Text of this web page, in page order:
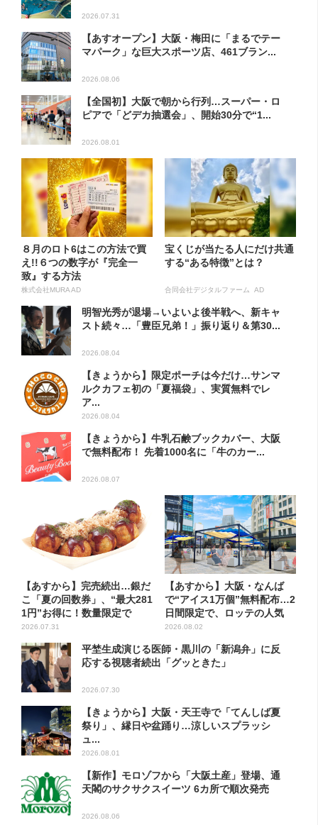
2026.07.31
【あすオープン】大阪・梅田に「まるでテー
マパーク」な巨大スポーツ店、461ブラン...
2026.08.06
【全国初】大阪で朝から行列…スーパー・ロ
ピアで「どデカ抽選会」、開始30分で“1...
2026.08.01
８月のロト6はこの方法で買
え!!６つの数字が『完全一
致』する方法
株式会社MURA AD
宝くじが当たる人にだけ共通
する“ある特徴”とは？
合同会社デジタルファーム AD
明智光秀が退場→いよいよ後半戦へ、新キャ
スト続々…「豊臣兄弟！」振り返り＆第30...
2026.08.04
【きょうから】限定ポーチは今だけ…サンマ
ルクカフェ初の「夏福袋」、実質無料でレ
ア...
2026.08.04
【きょうから】牛乳石鹸ブックカバー、大阪
で無料配布！ 先着1000名に「牛のカー...
2026.08.07
【あすから】完売続出…銀だ
こ「夏の回数券」、“最大281
1円”お得に！数量限定で
2026.07.31
【あすから】大阪・なんば
で“アイス1万個”無料配布…2
日間限定で、ロッテの人気
商...
2026.08.02
平埜生成演じる医師・黒川の「新潟弁」に反
応する視聴者続出「グッときた」
2026.07.30
【きょうから】大阪・天王寺で「てんしば夏
祭り」、縁日や盆踊り…涼しいスプラッシ
ュ...
2026.08.01
【新作】モロゾフから「大阪土産」登場、通
天閣のサクサクスイーツ 6カ所で順次発売
2026.08.06